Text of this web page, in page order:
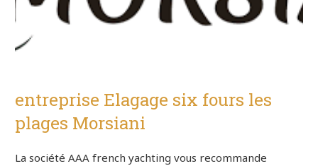
entreprise Elagage six fours les
plages Morsiani
La société AAA french yachting vous recommande